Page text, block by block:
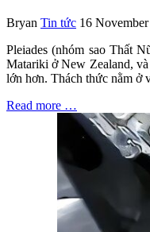
Bryan Tin tức 16
Pleiades (nhóm sao Thất
Matariki ở New Zealand, và
lớn hơn. Thách thức nằm ở
Read more …